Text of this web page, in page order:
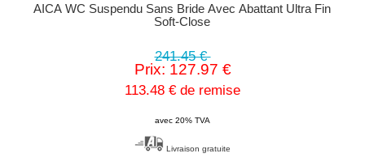
AICA WC Suspendu Sans Bride Avec Abattant Ultra Fin
Soft-Close
241.45 €
Prix: 127.97 €
113.48 € de remise
avec 20% TVA
Livraison gratuite